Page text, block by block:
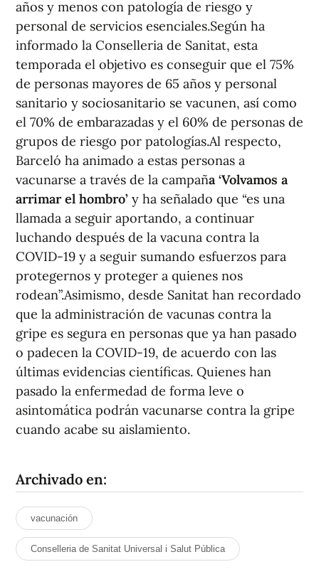
años y menos con patología de riesgo y
personal de servicios esenciales.Según ha
informado la Conselleria de Sanitat, esta
temporada el objetivo es conseguir que el 75%
de personas mayores de 65 años y personal
sanitario y sociosanitario se vacunen, así como
el 70% de embarazadas y el 60% de personas de
grupos de riesgo por patologías.Al respecto,
Barceló ha animado a estas personas a
vacunarse a través de la campaña ‘Volvamos a
arrimar el hombro’ y ha señalado que “es una
llamada a seguir aportando, a continuar
luchando después de la vacuna contra la
COVID-19 y a seguir sumando esfuerzos para
protegernos y proteger a quienes nos
rodean”.Asimismo, desde Sanitat han recordado
que la administración de vacunas contra la
gripe es segura en personas que ya han pasado
o padecen la COVID-19, de acuerdo con las
últimas evidencias científicas. Quienes han
pasado la enfermedad de forma leve o
asintomática podrán vacunarse contra la gripe
cuando acabe su aislamiento.
Archivado en:
vacunación
Conselleria de Sanitat Universal i Salut Pública